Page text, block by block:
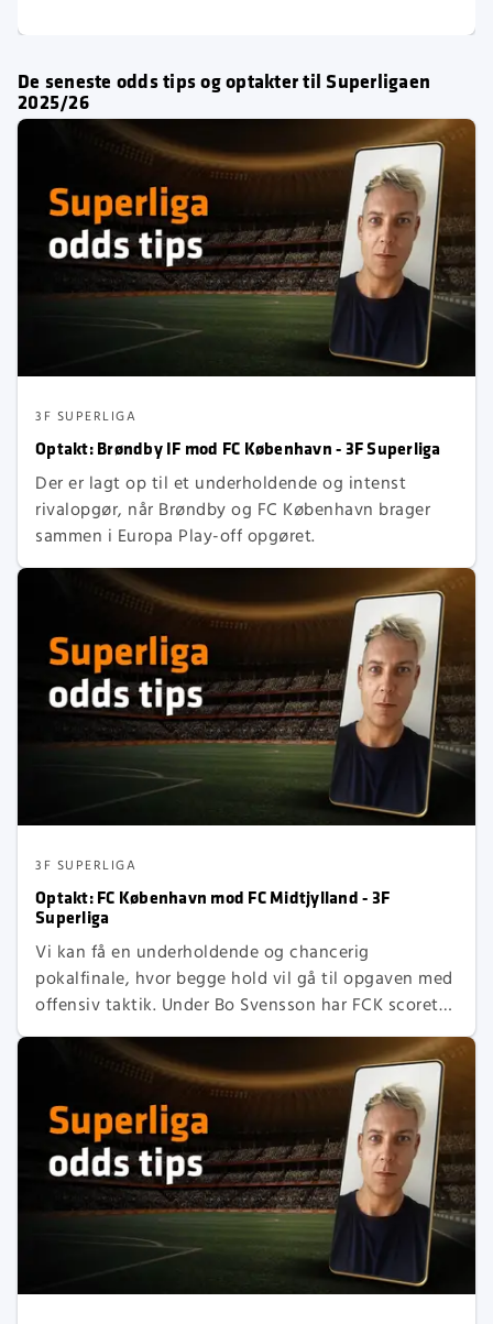
De seneste odds tips og optakter til Superligaen
2025/26
3F SUPERLIGA
Optakt: Brøndby IF mod FC København - 3F Superliga
Der er lagt op til et underholdende og intenst
rivalopgør, når Brøndby og FC København brager
sammen i Europa Play-off opgøret.
3F SUPERLIGA
Optakt: FC København mod FC Midtjylland - 3F
Superliga
Vi kan få en underholdende og chancerig
pokalfinale, hvor begge hold vil gå til opgaven med
offensiv taktik. Under Bo Svensson har FCK scoret
hele 25 mål i 7 kampe. De er fortsat ubesejrede og
kommer ind til pokalfinalen med masser af selvtillid.